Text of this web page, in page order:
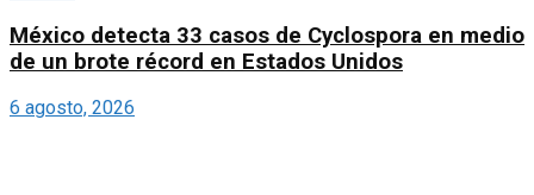
México detecta 33 casos de Cyclospora en medio
de un brote récord en Estados Unidos
6 agosto, 2026